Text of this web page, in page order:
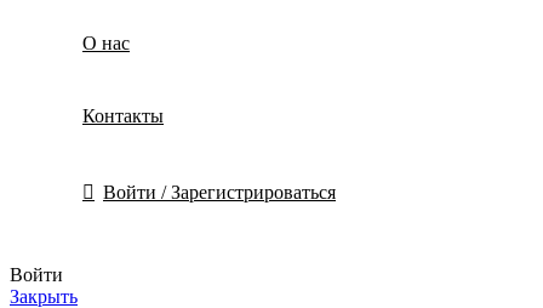
О нас
Контакты
Войти / Зарегистрироваться
Войти
Закрыть